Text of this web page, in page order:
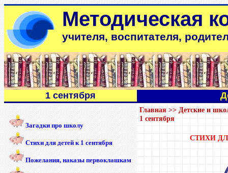
Методическая
учителя, воспитателя,
1 сентября
Загадки про школу
Стихи для детей к 1 сентября
Пожелания, наказы первоклашкам
Главная >> Детские и
1 сентября
СТИХИ